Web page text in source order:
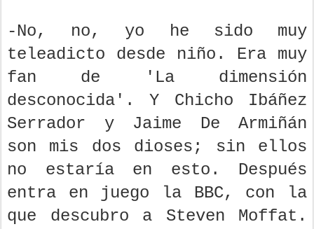
-No, no, yo he sido muy
teleadicto desde niño. Era muy
fan de 'La dimensión
desconocida'. Y Chicho Ibáñez
Serrador y Jaime De Armiñán
son mis dos dioses; sin ellos
no estaría en esto. Después
entra en juego la BBC, con la
que descubro a Steven Moffat.